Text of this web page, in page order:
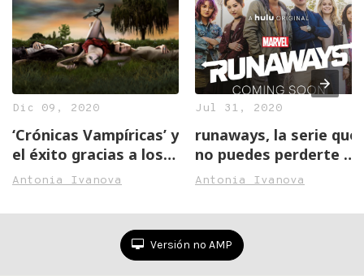
Dic 09, 2020
‘Crónicas Vampíricas’ y
el éxito gracias a los
vampiros
Antonia Ivanova
Jul 31, 2020
runaways, la serie que
no puedes perderte en
HBO
Antonia Ivanova
Versión no AMP